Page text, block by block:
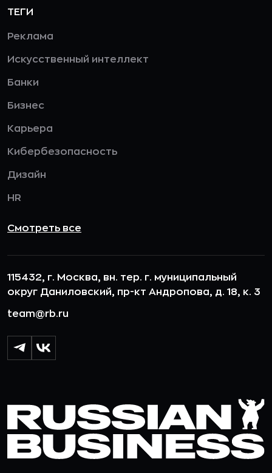
ТЕГИ
Реклама
Искусственный интеллект
Банки
Бизнес
Карьера
Кибербезопасность
Дизайн
HR
Смотреть все
115432, г. Москва, вн. тер. г. муниципальный
округ Даниловский, пр-кт Андропова, д. 18, к. 3
team@rb.ru